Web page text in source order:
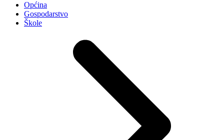
Općina
Gospodarstvo
Škole